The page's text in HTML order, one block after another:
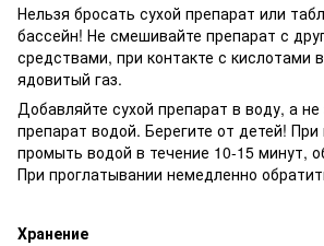
Нельзя бросать сухой препарат или
бассейн! Не смешивайте препарат с
средствами, при контакте с кислотами
ядовитый газ.
Добавляйте сухой препарат в воду, а не
препарат водой. Берегите от детей! При
промыть водой в течение 10-15 минут,
При проглатывании немедленно
Хранение